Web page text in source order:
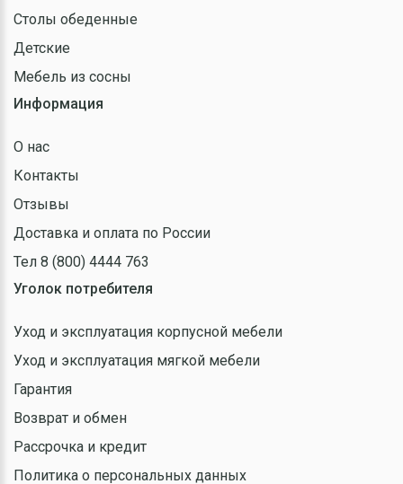
Столы обеденные
Детские
Мебель из сосны
Информация
О нас
Контакты
Отзывы
Доставка и оплата по России
Тел 8 (800) 4444 763
Уголок потребителя
Уход и эксплуатация корпусной мебели
Уход и эксплуатация мягкой мебели
Гарантия
Возврат и обмен
Рассрочка и кредит
Политика о персональных данных